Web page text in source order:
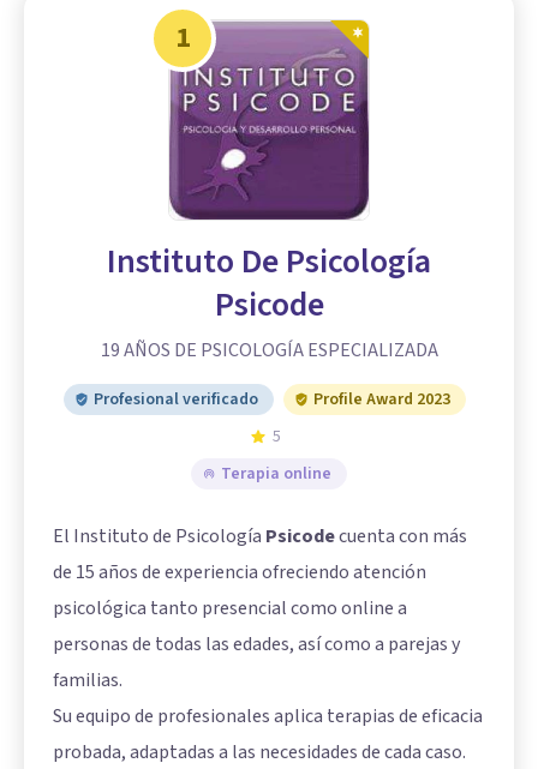
1
Instituto De Psicología
Psicode
19 AÑOS DE PSICOLOGÍA ESPECIALIZADA
Profesional verificado
Profile Award 2023
5
Terapia online
El Instituto de Psicología Psicodecuenta con más
de 15 años de experiencia ofreciendo atención
psicológica tanto presencial como online a
personas de todas las edades, así como a parejas y
familias.
Su equipo de profesionales aplica terapias de eficacia
probada, adaptadas a las necesidades de cada caso.